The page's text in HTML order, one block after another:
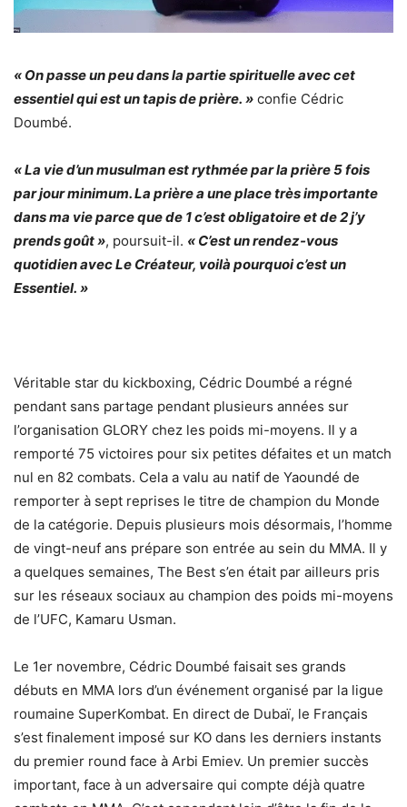
« On passe un peu dans la partie spirituelle avec cet
essentiel qui est un tapis de prière. » confie Cédric
Doumbé.
« La vie d’un musulman est rythmée par la prière 5 fois
par jour minimum. La prière a une place très importante
dans ma vie parce que de 1 c’est obligatoire et de 2 j’y
prends goût », poursuit-il. « C’est un rendez-vous
quotidien avec Le Créateur, voilà pourquoi c’est un
Essentiel. »
Véritable star du kickboxing, Cédric Doumbé a régné
pendant sans partage pendant plusieurs années sur
l’organisation GLORY chez les poids mi-moyens. Il y a
remporté 75 victoires pour six petites défaites et un match
nul en 82 combats. Cela a valu au natif de Yaoundé de
remporter à sept reprises le titre de champion du Monde
de la catégorie. Depuis plusieurs mois désormais, l’homme
de vingt-neuf ans prépare son entrée au sein du MMA. Il y
a quelques semaines, The Best s’en était par ailleurs pris
sur les réseaux sociaux au champion des poids mi-moyens
de l’UFC, Kamaru Usman.
Le 1er novembre, Cédric Doumbé faisait ses grands
débuts en MMA lors d’un événement organisé par la ligue
roumaine SuperKombat. En direct de Dubaï, le Français
s’est finalement imposé sur KO dans les derniers instants
du premier round face à Arbi Emiev. Un premier succès
important, face à un adversaire qui compte déjà quatre